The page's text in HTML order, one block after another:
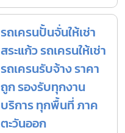
รถเครนปั้นจั่นให้เช่า
สระแก้ว รถเครนให้เช่า
รถเครนรับจ้าง ราคา
ถูก รองรับทุกงาน
บริการ ทุกพื้นที่ ภาค
ตะวันออก